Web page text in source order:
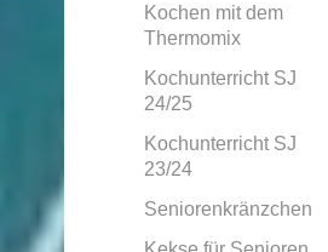
Kochen mit dem
Thermomix
Kochunterricht SJ
24/25
Kochunterricht SJ
23/24
Seniorenkränzchen